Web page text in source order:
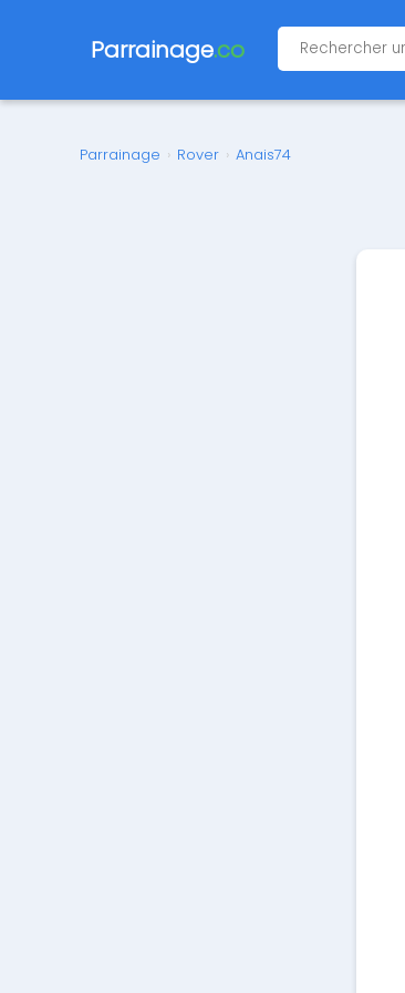
Parrainage.co
Parrainage › Rover › Anais74